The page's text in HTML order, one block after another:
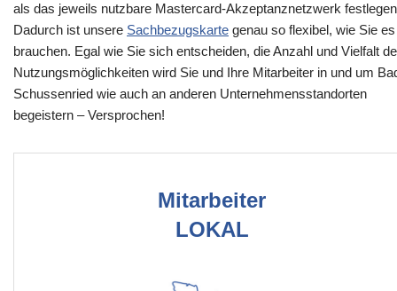
als das jeweils nutzbare Mastercard-Akzeptanznetzwerk
Dadurch ist unsere Sachbezugskarte genau so flexibel, wie Sie es
brauchen. Egal wie Sie sich entscheiden, die Anzahl und Vielfalt
Nutzungsmöglichkeiten wird Sie und Ihre Mitarbeiter in und um
Schussenried wie auch an anderen Unternehmensstandorten
begeistern – Versprochen!
Mitarbeiter
LOKAL